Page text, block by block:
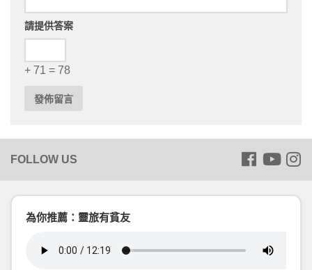
請提供答案
+ 71 = 78
為你推薦：靈旅有貧友